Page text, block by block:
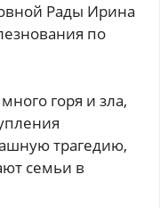
Рады Ирина
по
горя и зла,
трагедию,
семьи в